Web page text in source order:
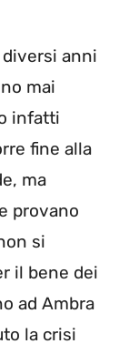
anni
mai
infatti
fine alla
ma
provano
si
il bene dei
ad Ambra
la crisi